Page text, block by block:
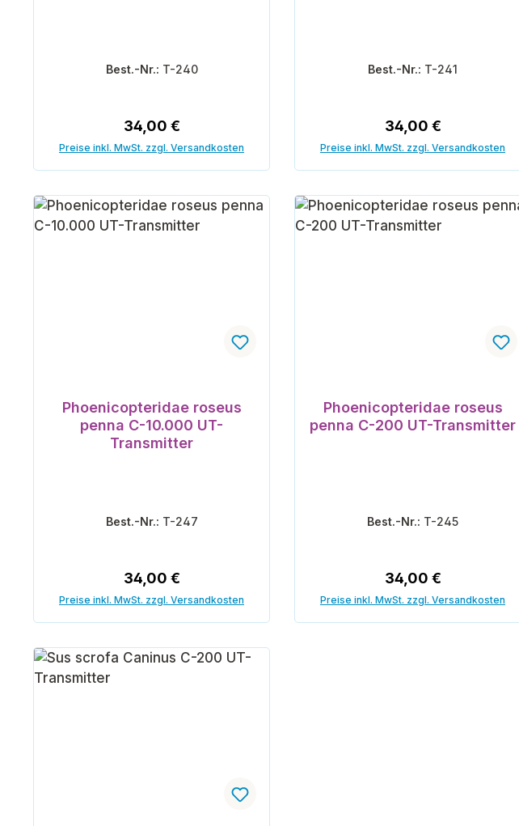
Best.-Nr.: T-240
Regulärer Preis:
34,00 €
Preise inkl. MwSt. zzgl. Versandkosten
Best.-Nr.: T-241
Regulärer Preis:
34,00 €
Preise inkl. MwSt. zzgl. Versandkosten
Phoenicopteridae roseus
penna C-10.000 UT-
Transmitter
Best.-Nr.: T-247
Regulärer Preis:
34,00 €
Preise inkl. MwSt. zzgl. Versandkosten
Phoenicopteridae roseus
penna C-200 UT-Transmitter
Best.-Nr.: T-245
Regulärer Preis:
34,00 €
Preise inkl. MwSt. zzgl. Versandkosten